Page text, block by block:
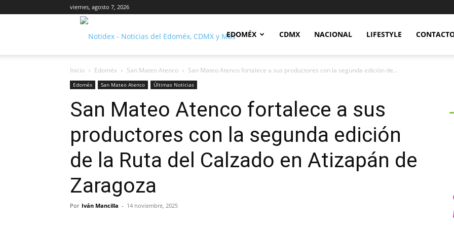
viernes, agosto 7, 2026
Notidex
EDOMÉX CDMX NACIONAL LIFESTYLE
Inicio Edoméx San Mateo Atenco San Mateo Atenco fortalece a sus productores con la segunda edición de...
Edoméx San Mateo Atenco Últimas Noticias
San Mateo Atenco fortalece a sus
productores con la segunda edición
de la Ruta del Calzado en Atizapán de
Zaragoza
Por Iván Mancilla - 14 noviembre, 2025